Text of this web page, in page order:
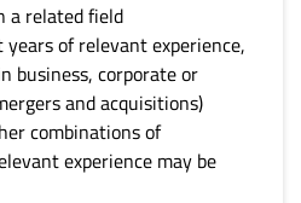
a related field
of relevant experience,
business, corporate or
and acquisitions)
combinations of
experience may be